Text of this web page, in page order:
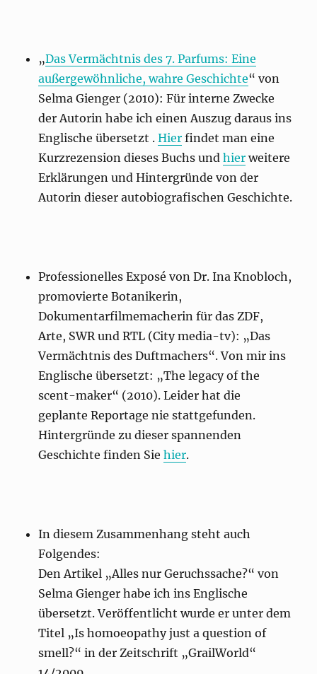
„Das Vermächtnis des 7. Parfums: Eine
außergewöhnliche, wahre Geschichte“ von
Selma Gienger (2010): Für interne Zwecke
der Autorin habe ich einen Auszug daraus ins
Englische übersetzt .Hier findet man eine
Kurzrezension dieses Buchs undhier weitere
Erklärungen und Hintergründe von der
Autorin dieser autobiografischen Geschichte.
Professionelles Exposé von Dr. Ina Knobloch,
promovierte Botanikerin,
Dokumentarfilmemacherin für das ZDF,
Arte, SWR und RTL (City media-tv): „Das
Vermächtnis des Duftmachers“. Von mir ins
Englische übersetzt: „The legacy of the
scent-maker“ (2010). Leider hat die
geplante Reportage nie stattgefunden.
Hintergründe zu dieser spannenden
Geschichte finden Siehier.
In diesem Zusammenhang steht auch
Folgendes:
Den Artikel „Alles nur Geruchssache?“ von
Selma Gienger habe ich ins Englische
übersetzt. Veröffentlicht wurde er unter dem
Titel „Is homoeopathy just a question of
smell?“ in der Zeitschrift „GrailWorld“